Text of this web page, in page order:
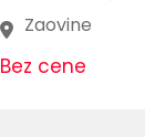
Zaovine
Bez cene